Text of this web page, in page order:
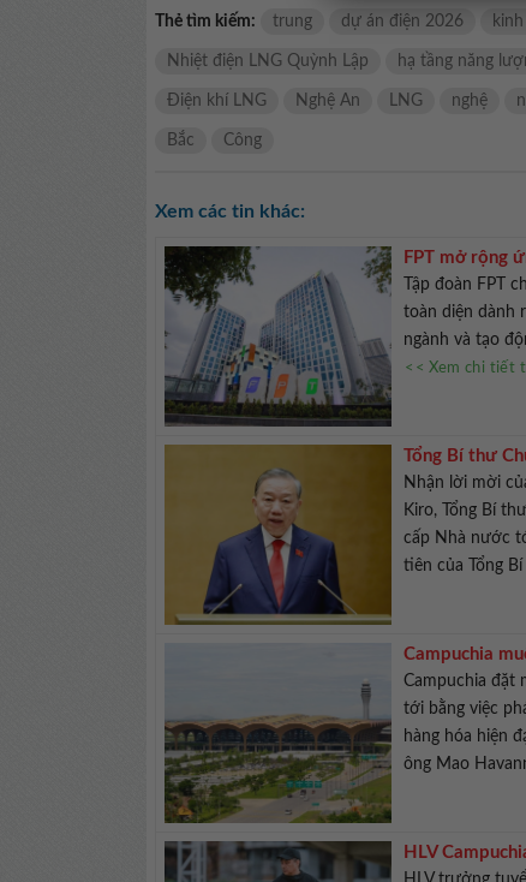
Thẻ tìm kiếm: trung dự án điện 2026
Nhiệt điện LNG Quỳnh Lập hạ tầng năng
Điện khí LNG Nghệ An LNG nghệ
Bắc Công
Xem các tin khác:
FPT mở rộng
Tập đoàn FPT
toàn diện dành
ngành và tạo
<< Xem chi tiết
Tổng Bí thư
Nhận lời mời
Kiro, Tổng Bí
cấp Nhà nước
tiên của Tổng Bí
Campuchia
Campuchia đặt
tới bằng việc
hàng hóa hiện
ông Mao
HLV